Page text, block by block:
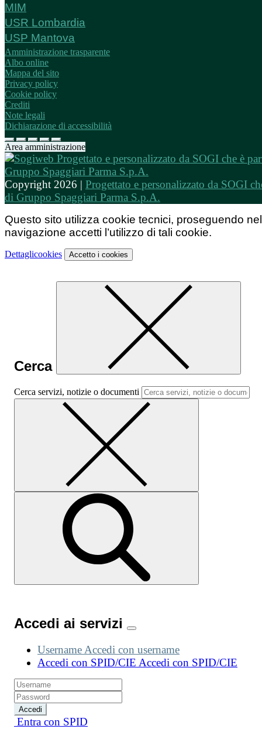
MIM
USR Lombardia
USP Mantova
Amministrazione trasparente
Albo online
Mappa del sito
Privacy policy
Cookie policy
Crediti
Note legali
Dichiarazione di accessibilità
Area amministrazione
Copyright 2026 | Progettato e personalizzato da SOGI
di Gruppo Spaggiari Parma S.p.A.
Questo sito utilizza cookie tecnici, proseguendo
navigazione accetti l’utilizzo di tali cookie.
Dettaglicookies Accetto i cookies
Cerca
Cerca servizi, notizie o documenti
Accedi ai servizi
Username Accedi con username
Accedi con SPID/CIE Accedi con SPID/CIE
Accedi
Entra con SPID